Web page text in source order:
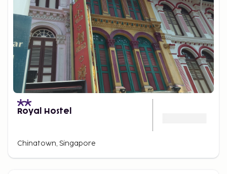
Royal Hostel
Chinatown, Singapore